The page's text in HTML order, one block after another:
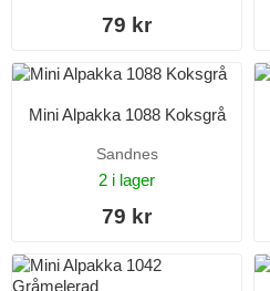
79 kr
Mini Alpakka 1088 Koksgrå
Sandnes
2 i lager
79 kr